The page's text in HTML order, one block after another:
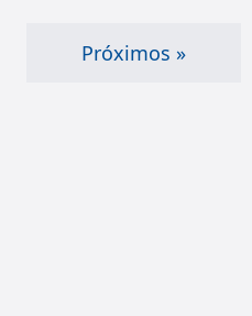
Próximos »